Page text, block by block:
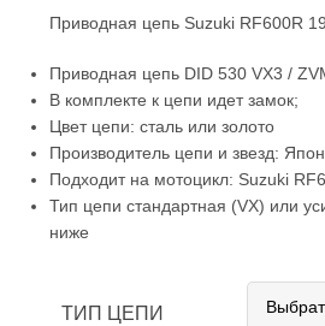
Приводная цепь Suzuki RF600R
Приводная цепь DID 530 VX3 /
В комплекте к цепи идет замок;
Цвет цепи: сталь или золото
Производитель цепи и звезд:
Подходит на мотоцикл: Suzuki
Тип цепи стандартная (VX) или
ниже
ТИП ЦЕПИ